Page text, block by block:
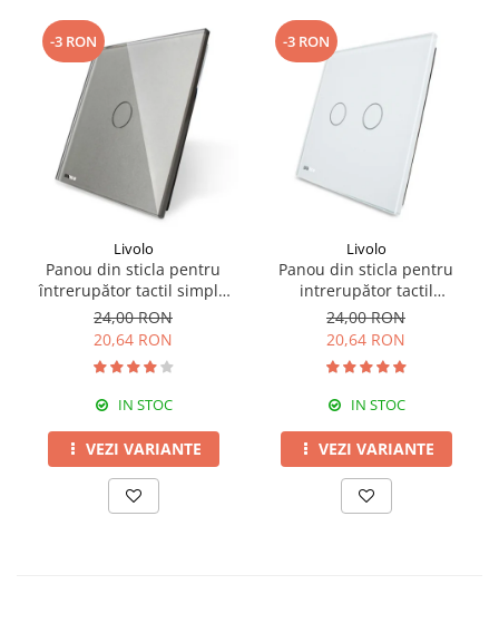
-3 RON
Livolo
Panou din sticla pentru
întrerupător tactil simplu
Livolo
24,00 RON
20,64 RON
IN STOC
VEZI VARIANTE
-3 RON
Livolo
Panou din sticla pentru
intrerupător tactil
dublu,Livolo
24,00 RON
20,64 RON
IN STOC
VEZI VARIANTE